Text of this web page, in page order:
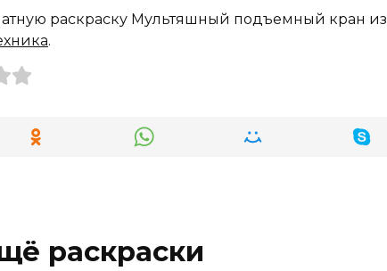
раскраску Мультяшный подъемный кран из
.
раскраски